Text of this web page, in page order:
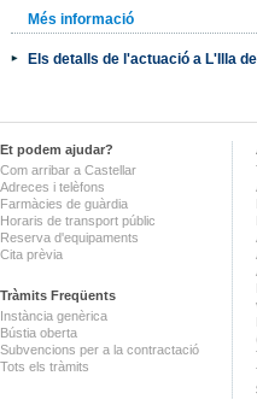
Més informació
Els detalls de l'actuació a L'Illa
Et podem ajudar?
Com arribar a Castellar
Adreces i telèfons
Farmàcies de guàrdia
Horaris de transport públic
Reserva d'equipaments
Cita prèvia
Tràmits Freqüents
Instància genèrica
Bústia oberta
Subvencions per a la contractació
Tots els tràmits